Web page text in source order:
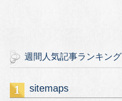
週間人気記事ランキング
sitemaps